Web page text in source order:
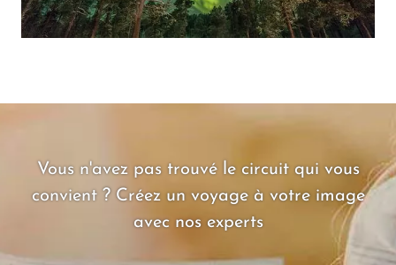
Vous n'avez pas trouvé le circuit qui vous
convient ? Créez un voyage à votre image
avec nos experts